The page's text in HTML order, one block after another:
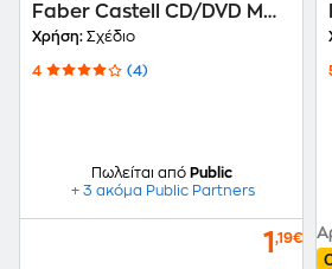
Faber Castell CD/DVD M
Permanent Κόκκινο 0.6
Χρήση: Σχέδιο
4 (4)
Πωλείται από Public
+ 3 ακόμα Public Partners
1 ,19€